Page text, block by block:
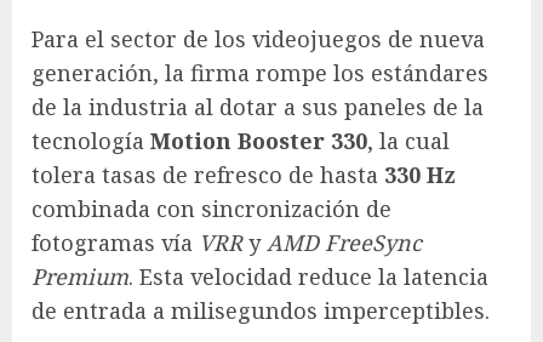
Para el sector de los videojuegos de nueva
generación, la firma rompe los estándares
de la industria al dotar a sus paneles de la
tecnología Motion Booster 330, la cual
tolera tasas de refresco de hasta 330 Hz
combinada con sincronización de
fotogramas vía VRRy AMD FreeSync
Premium. Esta velocidad reduce la latencia
de entrada a milisegundos imperceptibles.